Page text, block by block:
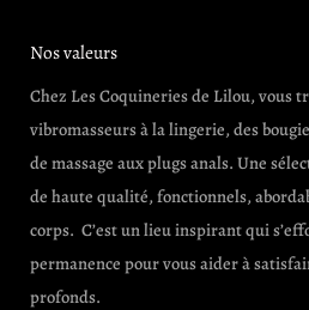
Nos valeurs
Chez Les Coquineries de Lilou, vous
vibromasseurs à la lingerie, des
de massage aux plugs anals. Une
de haute qualité, fonctionnels,
corps. C’est un lieu inspirant qui
permanence pour vous aider à
profonds.